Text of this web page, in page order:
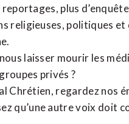
plus
religieuses, politiques et
laisser mourir les
privés ?
Chrétien, regardez nos
qu’une autre voix doit